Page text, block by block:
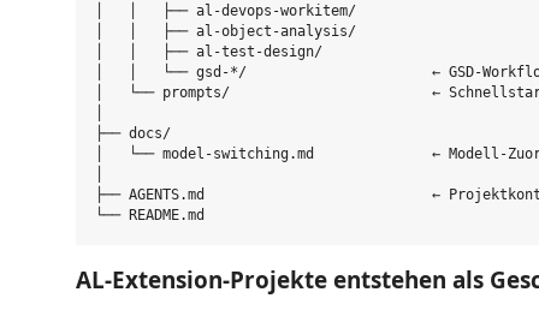
│   │   ├── al-devops-workitem/
│   │   ├── al-object-analysis/
│   │   ├── al-test-design/
│   │   └── gsd-*/                      ← GSD-
│   └── prompts/                        ←
├── docs/
│   └── model-switching.md              ← Modell-
├── AGENTS.md                           ←
AL-Extension-Projekte entstehen als